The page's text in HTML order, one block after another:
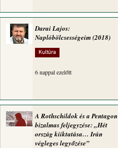
Darai Lajos:
Naplóbölcsességeim (2018)
Kultúra
6 nappal ezelőtt
A Rothschildok és a Pentagon
bizalmas feljegyzése: „Hét
ország kiiktatása… Irán
végleges legyőzése”